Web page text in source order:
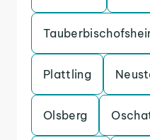
Plattling
Olsberg